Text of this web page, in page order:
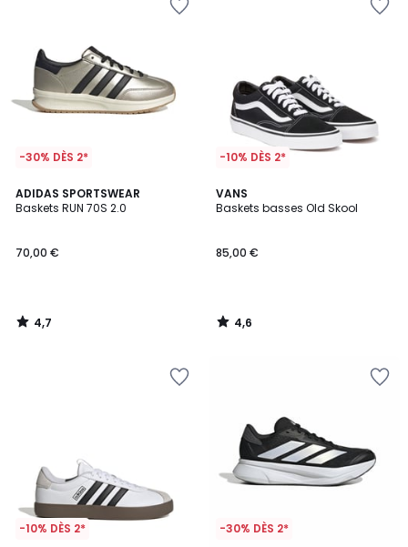
-30% DÈS 2*
ADIDAS SPORTSWEAR
Baskets RUN 70S 2.0
70,00 €
4,7
/ 5
4,7
/
-10% DÈS 2*
VANS
Baskets basses Old Skool
85,00 €
4,6
/ 5
4,6
/
-10% DÈS 2* -30% DÈS 2*